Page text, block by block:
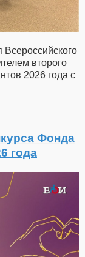
Всероссийского
второго
2026 года с
Фонда
года